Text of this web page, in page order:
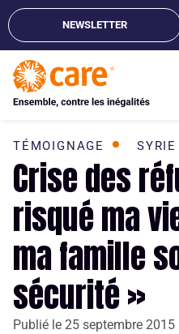
NEWSLETTER
TÉMOIGNAGE SYRIE
Crise des
risqué ma
ma famille
sécurité »
Publié le 25 septembre 2015